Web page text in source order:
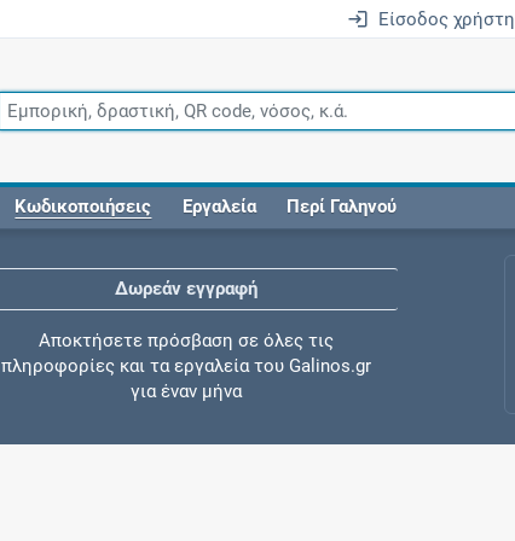
Είσοδος χρήστη
Κωδικοποιήσεις Εργαλεία Περί Γαληνού
Δωρεάν εγγραφή
Αποκτήσετε πρόσβαση σε όλες τις
πληροφορίες και τα εργαλεία του Galinos.gr
για έναν μήνα